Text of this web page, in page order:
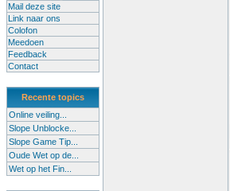
Mail deze site
Link naar ons
Colofon
Meedoen
Feedback
Contact
Recente topics
Online veiling...
Slope Unblocke...
Slope Game Tip...
Oude Wet op de...
Wet op het Fin...